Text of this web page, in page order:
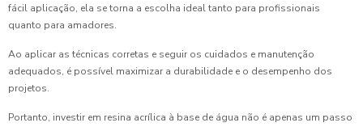
fácil aplicação, ela se torna a escolha ideal tanto para profissionais
quanto para amadores.
Ao aplicar as técnicas corretas e seguir os cuidados e manutenção
adequados, é possível maximizar a durabilidade e o desempenho dos
projetos.
Portanto, investir em resina acrílica à base de água não é apenas um passo